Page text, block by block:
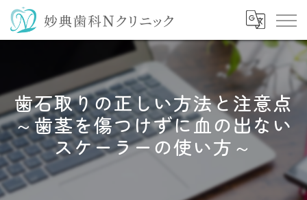
歯石取りの正しい方法と注意点
～歯茎を傷つけずに血の出ない
スケーラーの使い方～